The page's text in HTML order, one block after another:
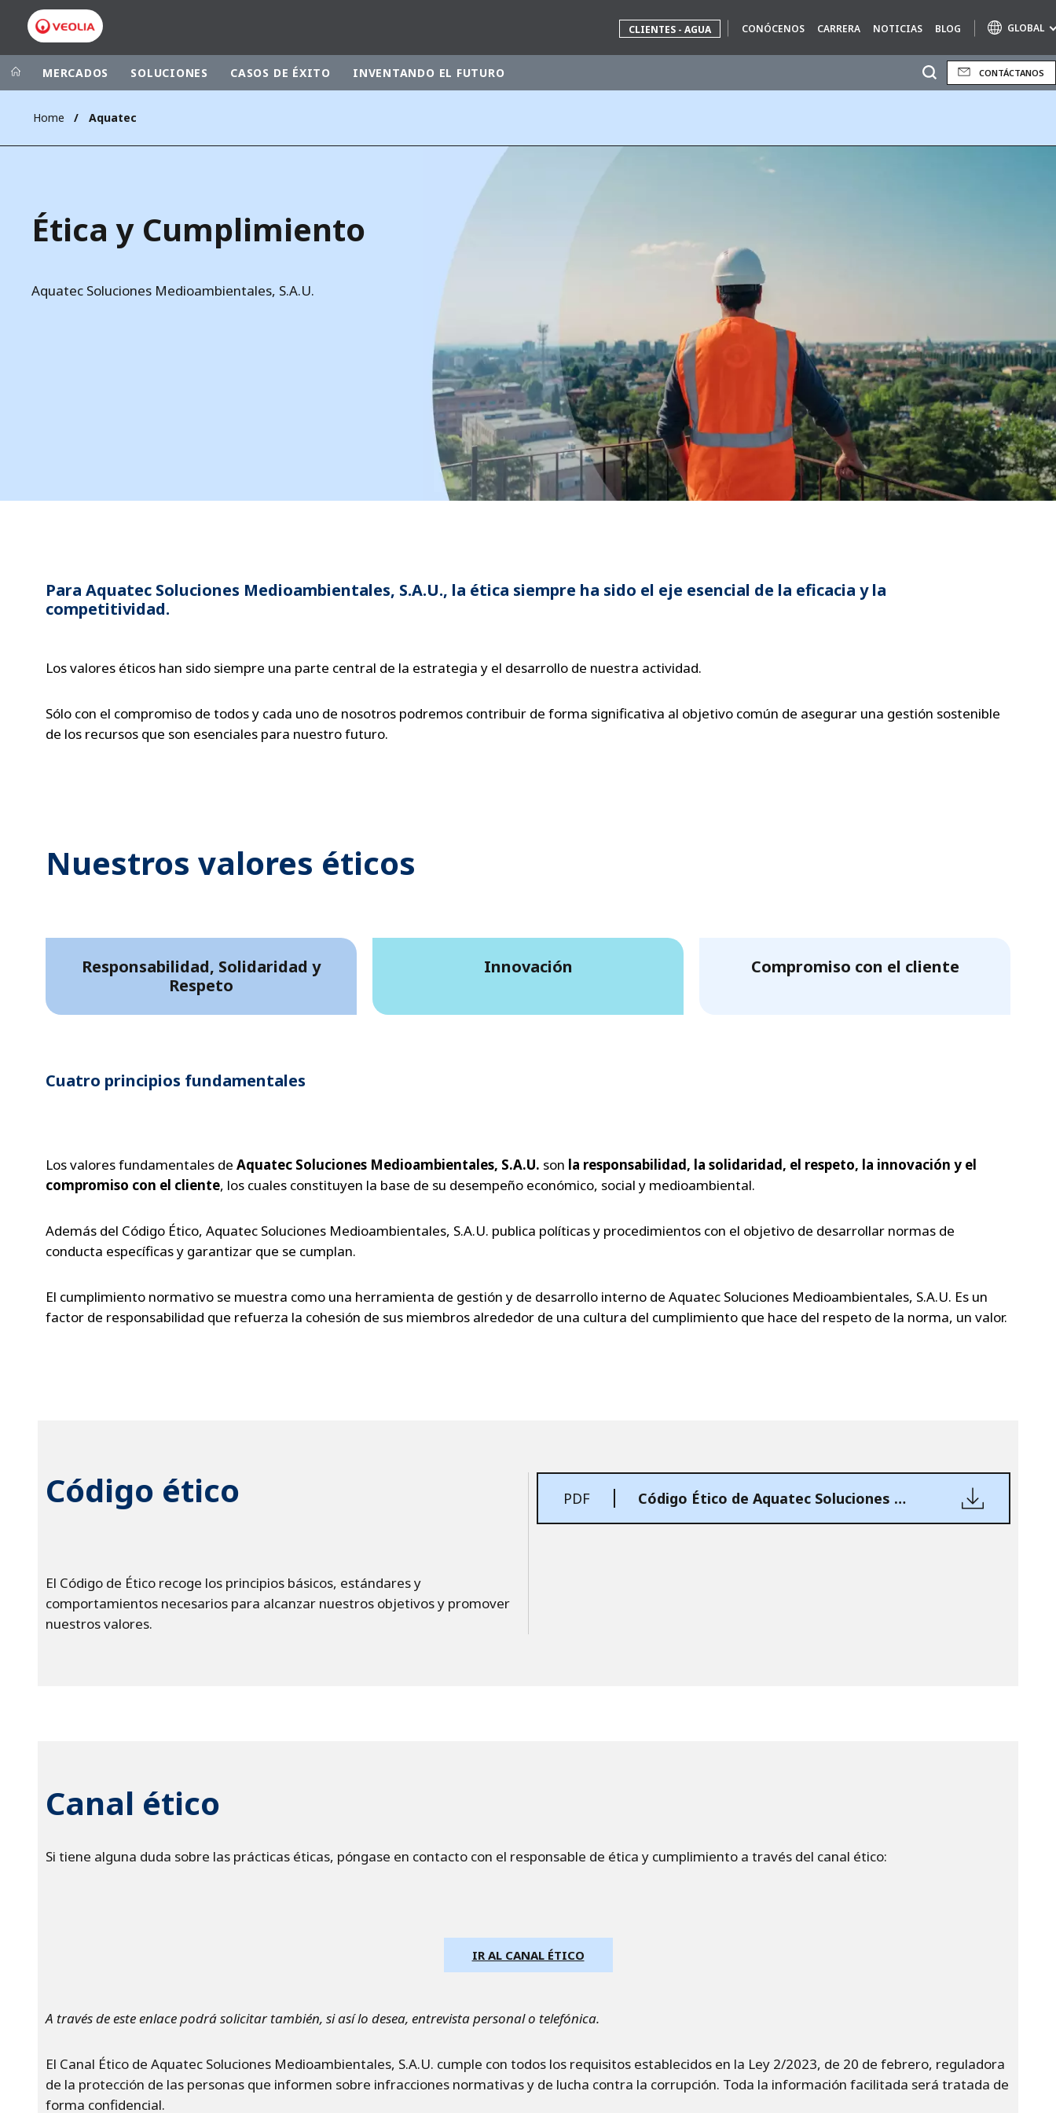
CLIENTES - AGUA CONÓCENOS CARRERA NOTICIAS BLOG GLOBAL
Grupo Veolia
FUNDACIÓN
EUROPA
VEOLIA AGRICULTURE
WATER TECHNOLOGIES
MERCADOS SOLUCIONES CASOS DE ÉXITO INVENTANDO EL FUTURO CONTÁCTANOS
Home Aquatec
Ética y Cumplimiento
Aquatec Soluciones Medioambientales, S.A.U.
Para Aquatec Soluciones Medioambientales, S.A.U., la ética siempre ha sido el eje esencial de la eficacia y la
competitividad.
Los valores éticos han sido siempre una parte central de la estrategia y el desarrollo de nuestra actividad.
Sólo con el compromiso de todos y cada uno de nosotros podremos contribuir de forma significativa al objetivo común de asegurar una gestión sostenible
de los recursos que son esenciales para nuestro futuro.
Nuestros valores éticos
Responsabilidad, Solidaridad y
Respeto
Innovación Compromiso con el cliente
Cuatro principios fundamentales
Los valores fundamentales de Aquatec Soluciones Medioambientales, S.A.U. son la responsabilidad, la solidaridad, el respeto, la innovación y el
compromiso con el cliente, los cuales constituyen la base de su desempeño económico, social y medioambiental.
Además del Código Ético, Aquatec Soluciones Medioambientales, S.A.U. publica políticas y procedimientos con el objetivo de desarrollar normas de
conducta específicas y garantizar que se cumplan.
El cumplimiento normativo se muestra como una herramienta de gestión y de desarrollo interno de Aquatec Soluciones Medioambientales, S.A.U. Es un
factor de responsabilidad que refuerza la cohesión de sus miembros alrededor de una cultura del cumplimiento que hace del respeto de la norma, un valor.
Código ético
El Código de Ético recoge los principios básicos, estándares y
comportamientos necesarios para alcanzar nuestros objetivos y promover
nuestros valores.
PDF Código Ético de Aquatec Soluciones Medioambientales, S.A.U.
Canal ético
Si tiene alguna duda sobre las prácticas éticas, póngase en contacto con el responsable de ética y cumplimiento a través del canal ético:
IR AL CANAL ÉTICO
A través de este enlace podrá solicitar también, si así lo desea, entrevista personal o telefónica.
El Canal Ético de Aquatec Soluciones Medioambientales, S.A.U. cumple con todos los requisitos establecidos en la Ley 2/2023, de 20 de febrero, reguladora
de la protección de las personas que informen sobre infracciones normativas y de lucha contra la corrupción. Toda la información facilitada será tratada de
forma confidencial.